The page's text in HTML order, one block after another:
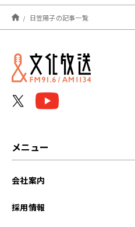
2025年04月
2024年12月
2024年11月
日笠陽子の記事一覧
メニュー
会社案内
採用情報